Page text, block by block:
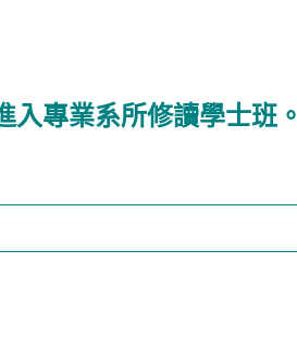
專業系所修讀學士班。